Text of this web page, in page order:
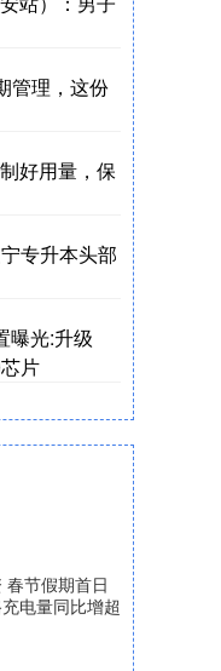
管理，这份
好用量，保
专升本头部
曝光:升级
片
春节假期首日
电量同比增超